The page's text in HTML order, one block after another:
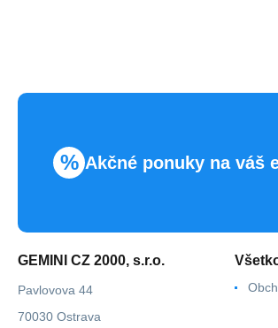
% Akčné ponuky na váš
GEMINI CZ 2000, s.r.o.
Pavlovova 44
70030 Ostrava